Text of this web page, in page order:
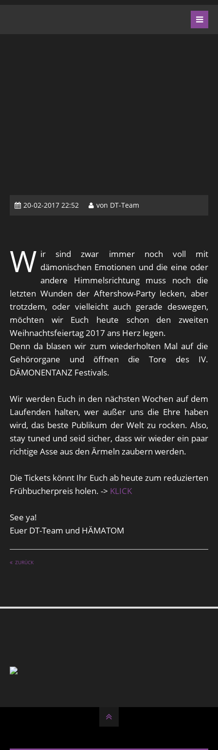
20-02-2017 22:52 von DT-Team
W ir sind zwar immer noch voll mit
dämonischen Emotionen und die eine oder
andere Himmelsrichtung muss noch die
letzten Wunden der Aftershow-Party lecken, aber
trotzdem, oder vielleicht auch gerade deswegen,
möchten wir Euch heute schon den zweiten
Weihnachtsfeiertag 2017 ans Herz legen.
Denn da blasen wir zum wiederholten Mal auf die
Gehörorgane und öffnen die Tore des IV.
DÄMONENTANZ Festivals.
Wir werden Euch in den nächsten Wochen auf dem
Laufenden halten, wer außer uns die Ehre haben
wird, das beste Publikum der Welt zu rocken. Also,
stay tuned und seid sicher, dass wir wieder ein paar
richtige Asse aus den Ärmeln zaubern werden.
Die Tickets könnt Ihr Euch ab heute zum reduzierten
Frühbucherpreis holen. -> KLICK
See ya!
Euer DT-Team und HÄMATOM
ZURÜCK